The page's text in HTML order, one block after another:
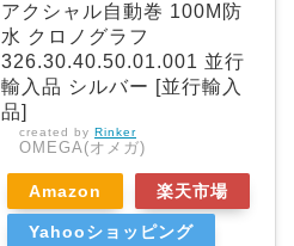
アクシャル自動巻 100M防
水 クロノグラフ
326.30.40.50.01.001 並行
輸入品 シルバー [並行輸入
品]
created by Rinker
OMEGA(オメガ)
Amazon 楽天市場
Yahooショッピング